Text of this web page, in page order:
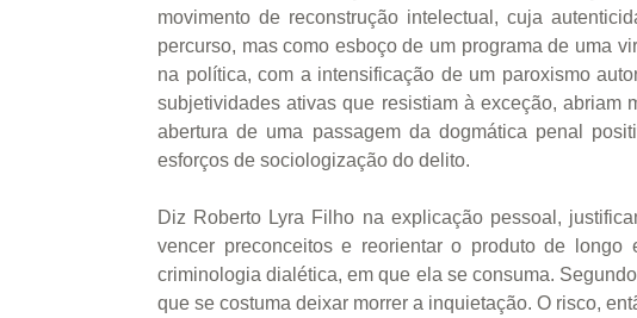
movimento de reconstrução intelectual, cuja
percurso, mas como esboço de um programa de uma
na política, com a intensificação de um paroxismo
subjetividades ativas que resistiam à exceção, abriam
abertura de uma passagem da dogmática penal
esforços de sociologização do delito.
Diz Roberto Lyra Filho na explicação pessoal,
vencer preconceitos e reorientar o produto de
criminologia dialética, em que ela se consuma.
que se costuma deixar morrer a inquietação. O risco,